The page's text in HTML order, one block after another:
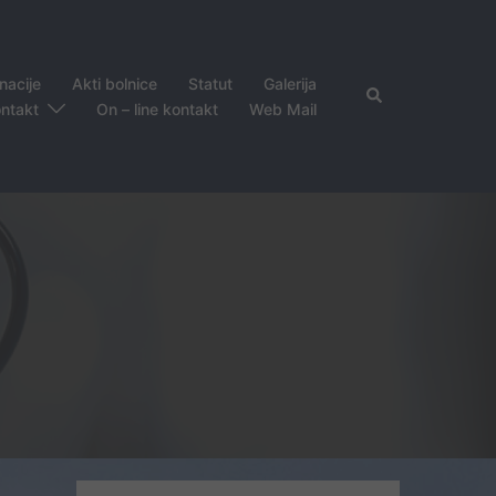
Akti bolnice Statut
Galerija
On – line kontakt Web Mail
Search